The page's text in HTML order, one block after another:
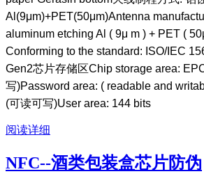
Al(9μm)+PET(50μm)Antenna
aluminum etching Al ( 9μ m ) + PET (
Conforming to the standard: ISO/IEC
Gen2芯片存储区Chip storage area:
写)Password area: ( readable and
(可读可写)User area: 144 bits
阅读详细
NFC--酒类包装盒芯片防伪